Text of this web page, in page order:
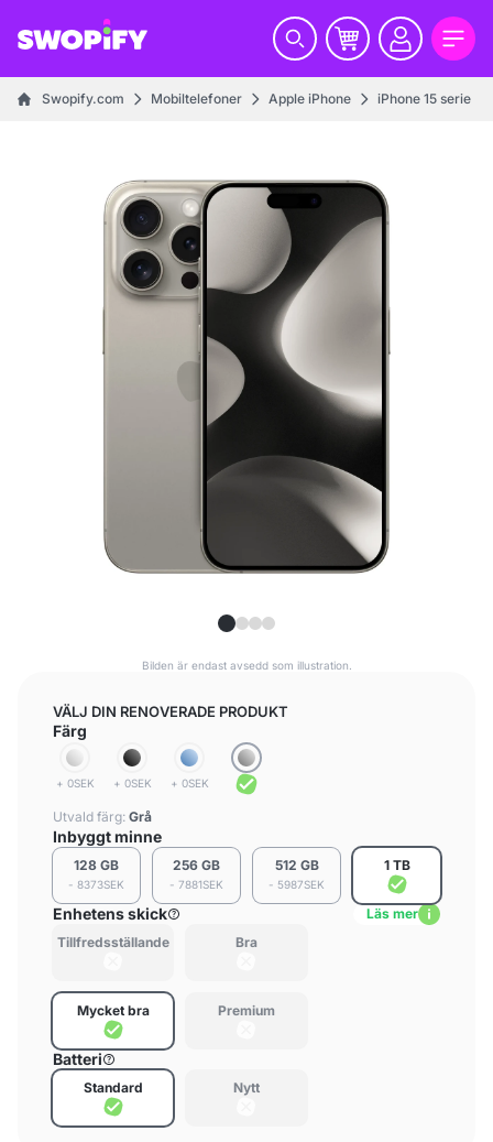
Swopify.com Mobiltelefoner Apple iPhone iPhone 15 serie
Bilden är endast avsedd som illustration.
VÄLJ DIN RENOVERADE PRODUKT
Färg
+ 0SEK + 0SEK + 0SEK
Utvald färg: Grå
Inbyggt minne
128 GB
- 8373SEK
256 GB
- 7881SEK
512 GB
- 5987SEK
1 TB
Enhetens skick
Läs mer
Tillfredsställande
Bra
Mycket bra Premium
Batteri
Standard Nytt